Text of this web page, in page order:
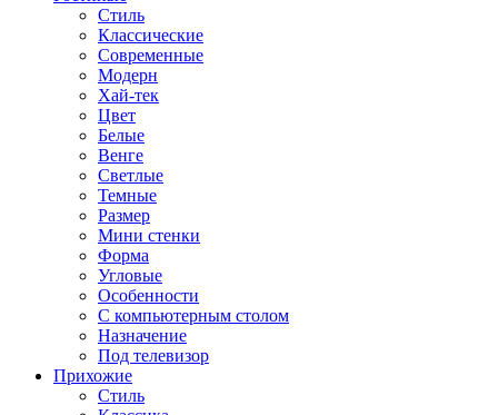
Стиль
Классические
Современные
Модерн
Хай-тек
Цвет
Белые
Венге
Светлые
Темные
Размер
Мини стенки
Форма
Угловые
Особенности
С компьютерным столом
Назначение
Под телевизор
Прихожие
Стиль